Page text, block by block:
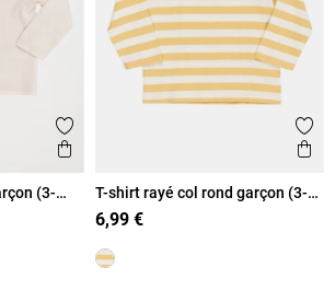
Ajouter aux favoris
Aperçu rapide
(3-
T-shirt rayé col rond garçon (3-
36M)
6,99 €